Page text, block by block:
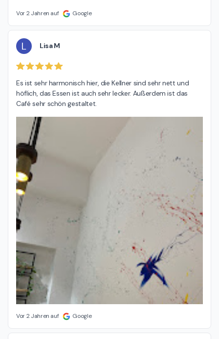
Vor 2 Jahren auf Google
L Lisa M
Es ist sehr harmonisch hier, die Kellner sind sehr nett und
höflich, das Essen ist auch sehr lecker. Außerdem ist das
Café sehr schön gestaltet.
Vor 2 Jahren auf Google